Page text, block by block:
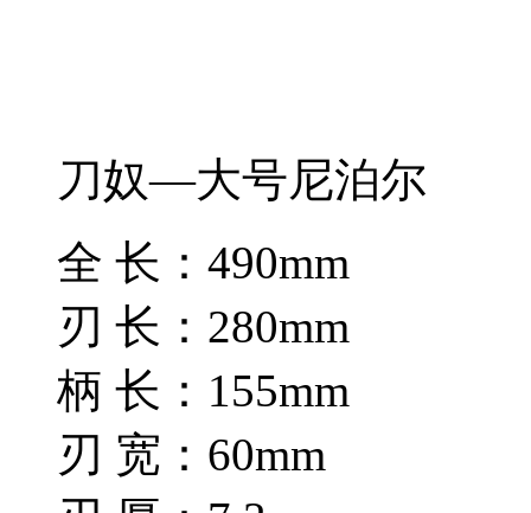
刀奴—大号尼泊尔
全 长：490mm
刃 长：280mm
柄 长：155mm
刃 宽：60mm